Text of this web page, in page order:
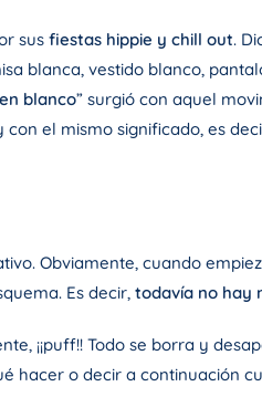
sus fiestas hippie y chill out.
blanca, vestido blanco,
blanco” surgió con aquel
el mismo significado, es
Obviamente, cuando
Es decir, todavía no hay
¡¡puff!! Todo se borra y
hacer o decir a continuación